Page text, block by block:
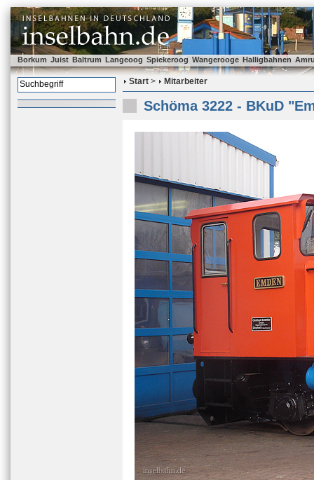
Borkum Juist Baltrum Langeoog Spiekeroog Wangerooge Halligbahnen
Start > Mitarbeiter
Schöma 3222 - BKuD